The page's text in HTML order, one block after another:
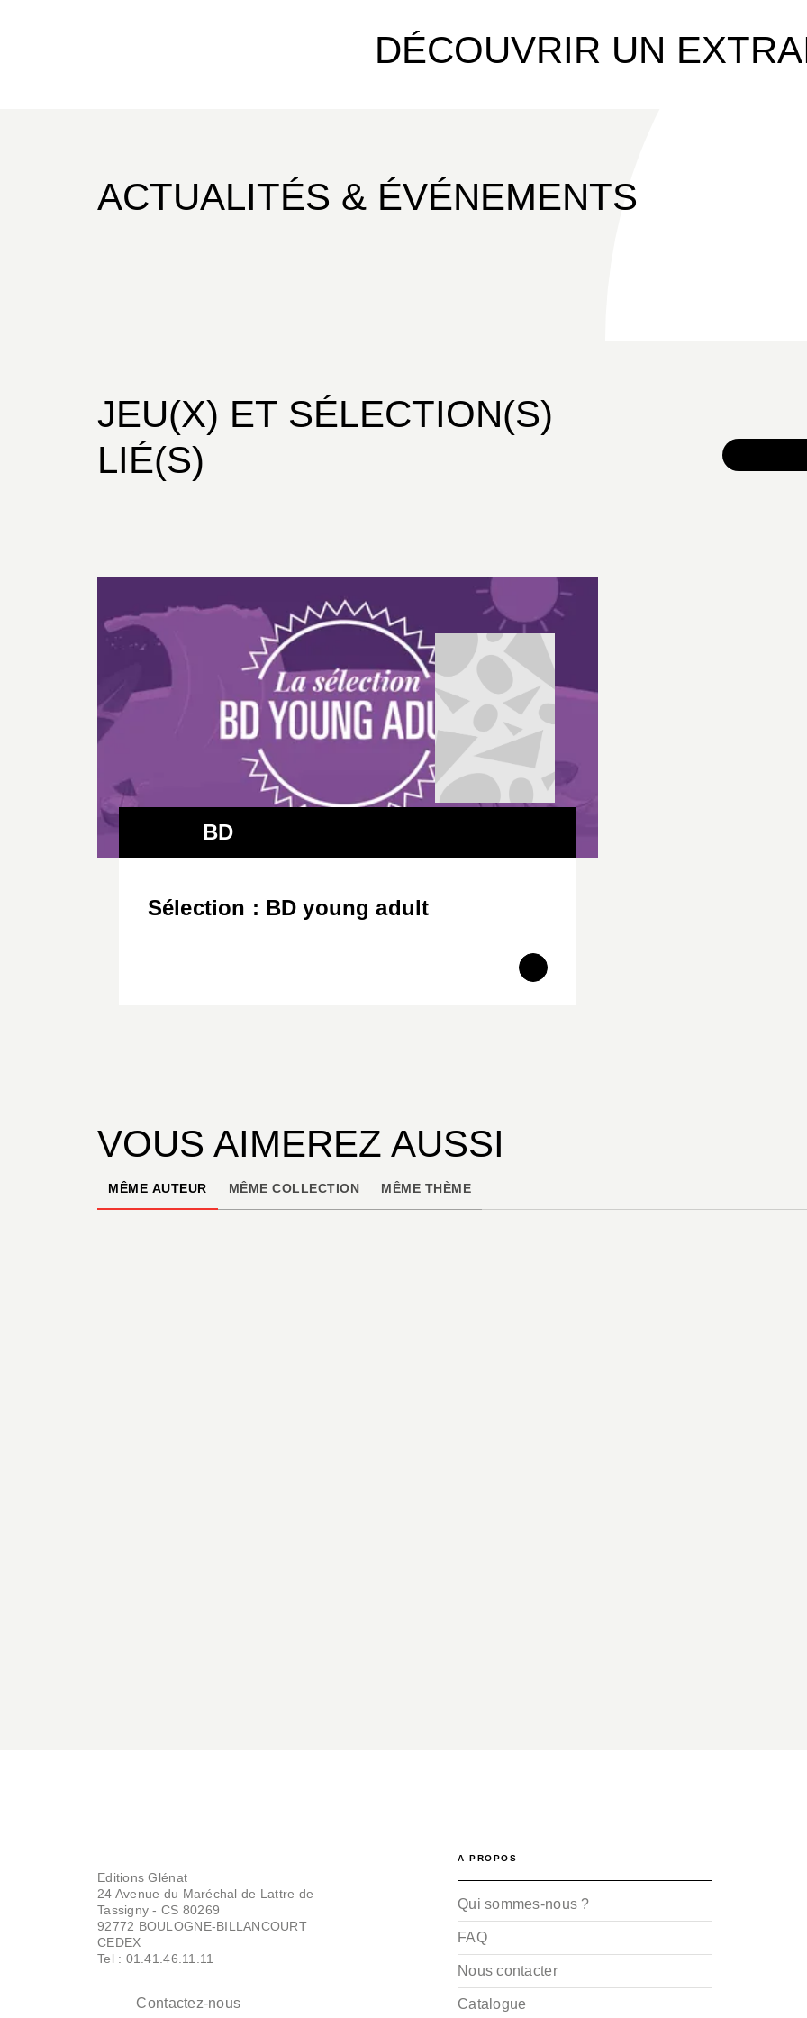
DÉCOUVRIR UN
ACTUALITÉS & ÉVÉNEMENTS
JEU(X) ET SÉLECTION(S)
LIÉ(S)
BD
Sélection : BD young adult
VOUS AIMEREZ AUSSI
MÊME AUTEUR MÊME COLLECTION MÊME THÈME
Editions Glénat
24 Avenue du Maréchal de Lattre de
Tassigny - CS 80269
92772 BOULOGNE-BILLANCOURT
CEDEX
Tel : 01.41.46.11.11
Contactez-nous
A PROPOS
Qui sommes-nous ?
FAQ
Nous contacter
Catalogue